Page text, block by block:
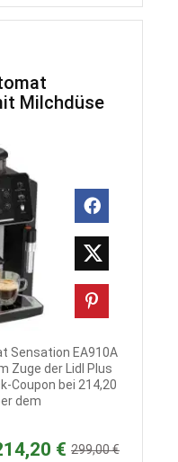
Milchdüse
Sensation EA910A
Zuge der Lidl Plus
Coupon bei 214,20
dem
€ 299,00 €